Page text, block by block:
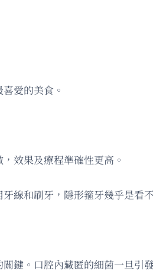
愛的美食。
效果及療程準確性更高。
線和刷牙，隱形箍牙幾乎是看
鍵。口腔內藏匿的細菌一旦